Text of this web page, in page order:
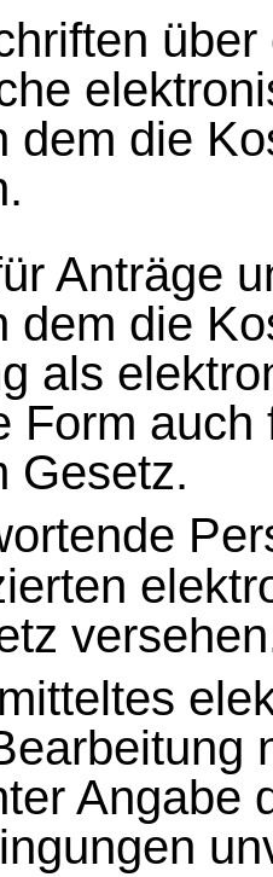
dem die
Anträge
dem die
als
Form
Gesetz.
Angabe